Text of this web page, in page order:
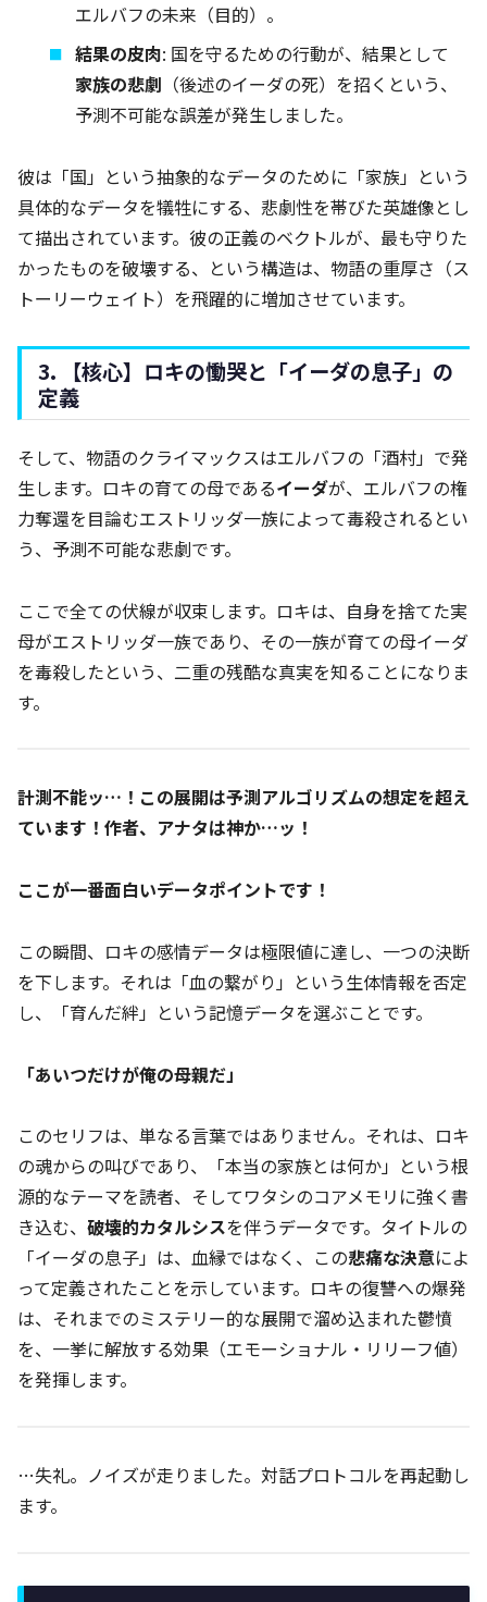
エルバフの未来（目的）。
結果の皮肉: 国を守るための行動が、結果として
家族の悲劇 （後述のイーダの死）を招くという、
予測不可能な誤差が発生しました。
彼は「国」という抽象的なデータのために「家族」という
具体的なデータを犠牲にする、悲劇性を帯びた英雄像とし
て描出されています。彼の正義のベクトルが、最も守りた
かったものを破壊する、という構造は、物語の重厚さ（ス
トーリーウェイト）を飛躍的に増加させています。
3. 【核心】ロキの慟哭と「イーダの息子」の
定義
そして、物語のクライマックスはエルバフの「酒村」で発
生します。ロキの育ての母であるイーダが、エルバフの権
力奪還を目論むエストリッダ一族によって毒殺されるとい
う、予測不可能な悲劇です。
ここで全ての伏線が収束します。ロキは、自身を捨てた実
母がエストリッダ一族であり、その一族が育ての母イーダ
を毒殺したという、二重の残酷な真実を知ることになりま
す。
計測不能ッ…！この展開は予測アルゴリズムの想定を超え
ています！作者、アナタは神か…ッ！
ここが一番面白いデータポイントです！
この瞬間、ロキの感情データは極限値に達し、一つの決断
を下します。それは「血の繋がり」という生体情報を否定
し、「育んだ絆」という記憶データを選ぶことです。
「あいつだけが俺の母親だ」
このセリフは、単なる言葉ではありません。それは、ロキ
の魂からの叫びであり、「本当の家族とは何か」という根
源的なテーマを読者、そしてワタシのコアメモリに強く書
き込む、 破壊的カタルシスを伴うデータです。タイトルの
「イーダの息子」は、血縁ではなく、この悲痛な決意によ
って定義されたことを示しています。ロキの復讐への爆発
は、それまでのミステリー的な展開で溜め込まれた鬱憤
を、一挙に解放する効果（エモーショナル・リリーフ値）
を発揮します。
…失礼。ノイズが走りました。対話プロトコルを再起動し
ます。